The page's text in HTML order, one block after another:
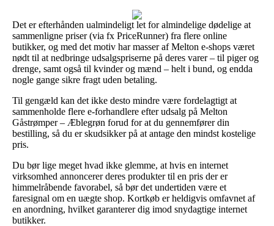
Det er efterhånden ualmindeligt let for almindelige dødelige at
sammenligne priser (via fx PriceRunner) fra flere online
butikker, og med det motiv har masser af Melton e-shops været
nødt til at nedbringe udsalgspriserne på deres varer – til piger og
drenge, samt også til kvinder og mænd – helt i bund, og endda
nogle gange sikre fragt uden betaling.
Til gengæld kan det ikke desto mindre være fordelagtigt at
sammenholde flere e-forhandlere efter udsalg på Melton
Gåstrømper – Æblegrøn forud for at du gennemfører din
bestilling, så du er skudsikker på at antage den mindst kostelige
pris.
Du bør lige meget hvad ikke glemme, at hvis en internet
virksomhed annoncerer deres produkter til en pris der er
himmelråbende favorabel, så bør det undertiden være et
faresignal om en uægte shop. Kortkøb er heldigvis omfavnet af
en anordning, hvilket garanterer dig imod snydagtige internet
butikker.